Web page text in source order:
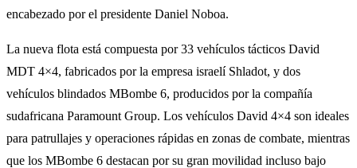
encabezado por el presidente Daniel Noboa.
La nueva flota está compuesta por 33 vehículos tácticos David
MDT 4×4, fabricados por la empresa israelí Shladot, y dos
vehículos blindados MBombe 6, producidos por la compañía
sudafricana Paramount Group. Los vehículos David 4×4 son ideales
para patrullajes y operaciones rápidas en zonas de combate, mientras
que los MBombe 6 destacan por su gran movilidad incluso bajo